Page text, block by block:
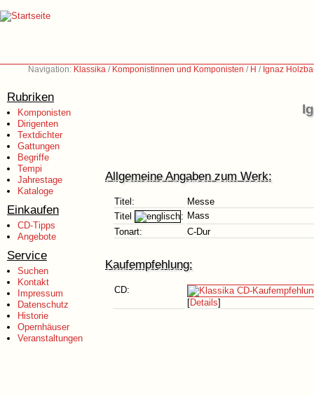
Navigation: Klassika / Komponistinnen und Komponisten / H / Ignaz
Rubriken
Komponisten
Dirigenten
Textdichter
Gattungen
Begriffe
Tempi
Jahrestage
Kataloge
Einkaufen
CD-Tipps
Angebote
Service
Suchen
Kontakt
Impressum
Datenschutz
Historie
Opernhäuser
Veranstaltungen
Allgemeine Angaben zum Werk:
Titel:
Messe
Titel
: Mass
Tonart:
C-Dur
Kaufempfehlung:
CD:
[Details]